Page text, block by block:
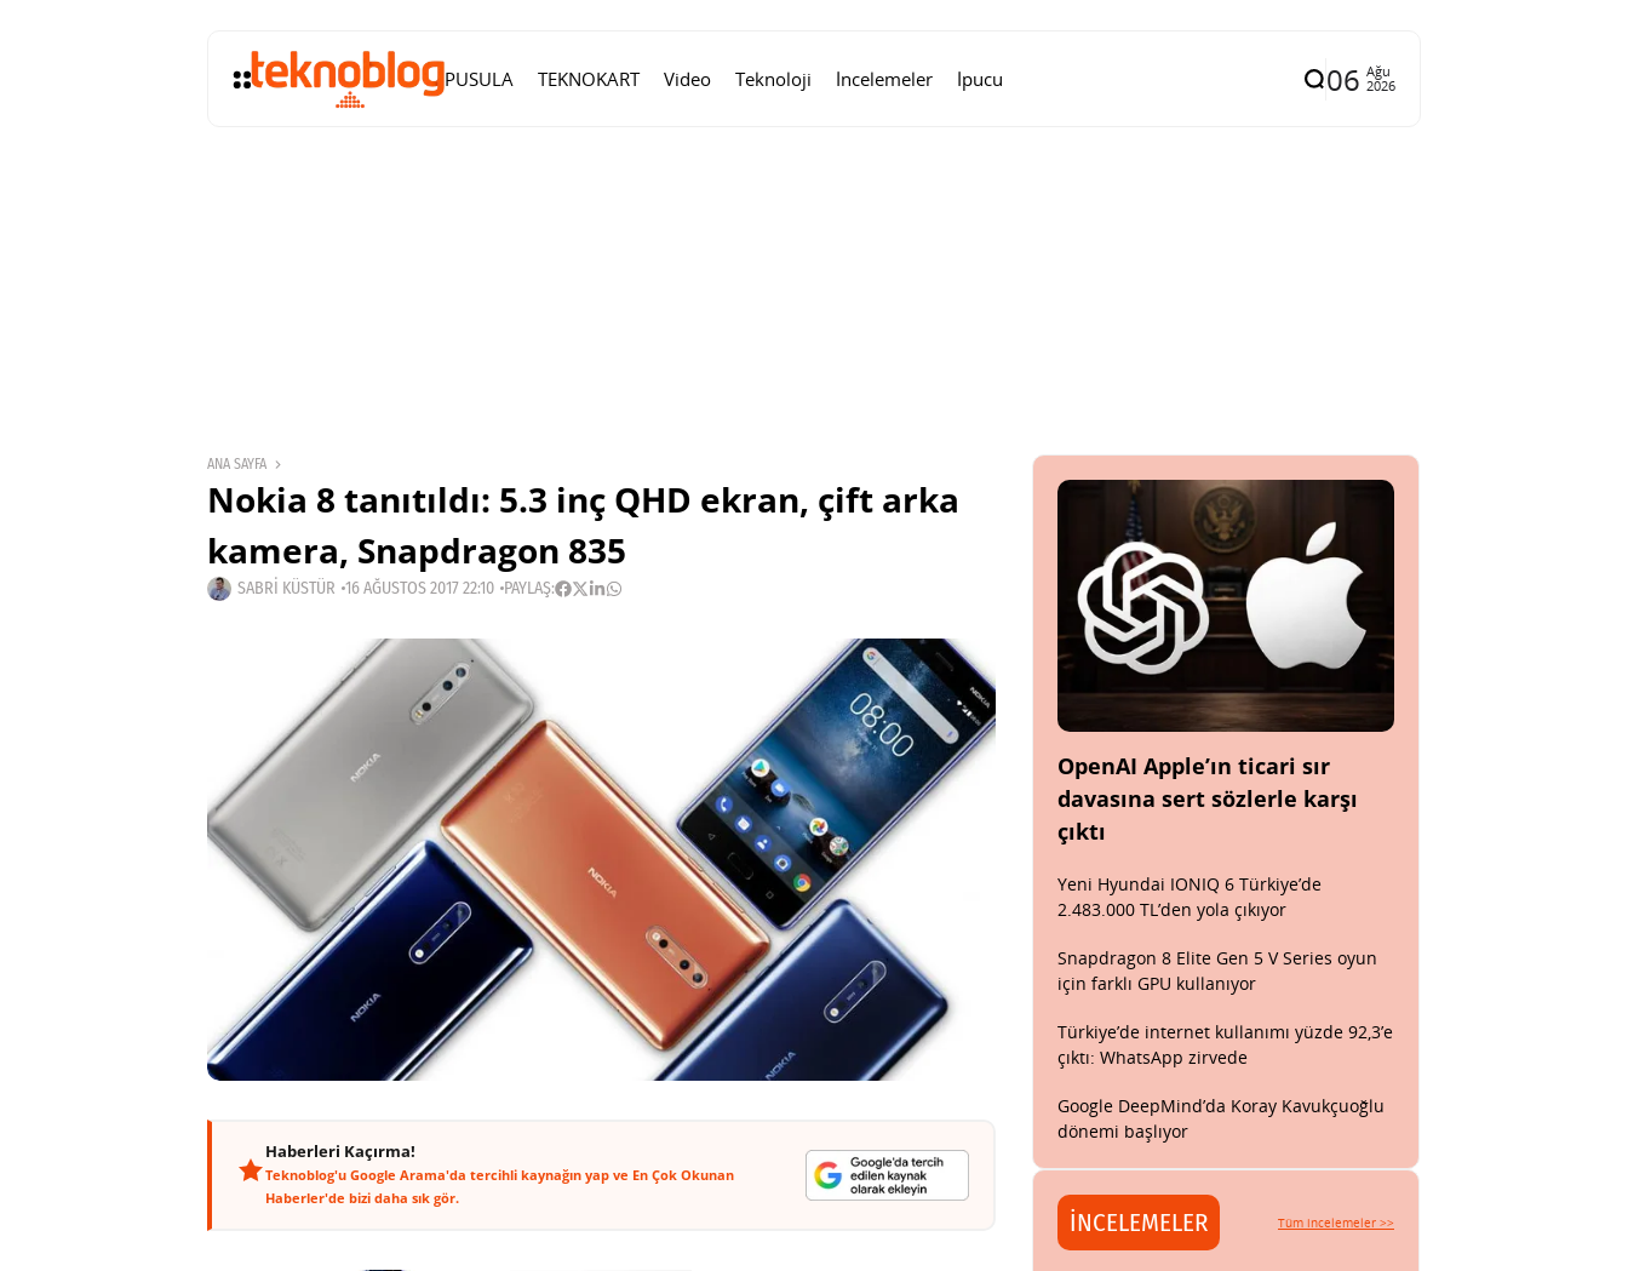
PUSULA TEKNOKART Video Teknoloji İncelemeler İpucu 06 Ağu
2026
ANA SAYFA
Nokia 8 tanıtıldı: 5.3 inç QHD ekran, çift arka
kamera, Snapdragon 835
SABRI KÜSTÜR 16 AĞUSTOS 2017 22:10 PAYLAŞ:
Haberleri Kaçırma!
Teknoblog'u Google Arama'da tercihli kaynağın yap ve En Çok Okunan
Haberler'de bizi daha sık gör.
OpenAI Apple’ın ticari sır
davasına sert sözlerle karşı
çıktı
Yeni Hyundai IONIQ 6 Türkiye’de
2.483.000 TL’den yola çıkıyor
Snapdragon 8 Elite Gen 5 V Series oyun
için farklı GPU kullanıyor
Türkiye’de internet kullanımı yüzde 92,3’e
çıktı: WhatsApp zirvede
Google DeepMind’da Koray Kavukçuoğlu
dönemi başlıyor
İNCELEMELER Tüm incelemeler >>